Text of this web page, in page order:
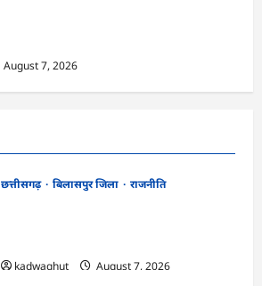
August 7, 2026
छत्तीसगढ़ बिलासपुर जिला
राजनीति
kadwaghut
August 7, 2026